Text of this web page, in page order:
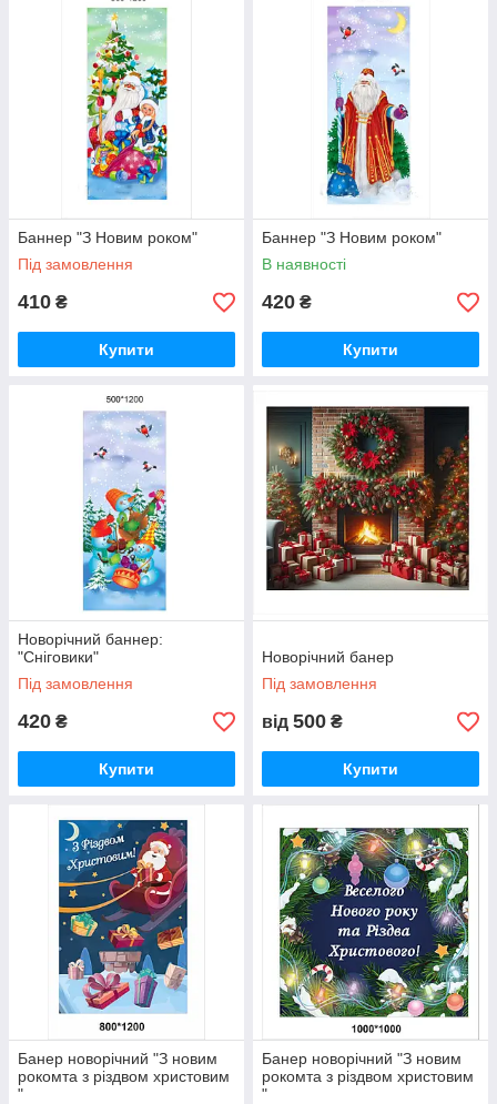
Баннер "З Новим роком"
Під замовлення
410 ₴
Купити
Баннер "З Новим роком"
В наявності
420 ₴
Купити
Новорічний баннер:
"Сніговики"
Під замовлення
420 ₴
Купити
Новорічний банер
Під замовлення
від 500 ₴
Купити
Банер новорічний "З новим
рокомта з різдвом христовим
"
Банер новорічний "З новим
рокомта з різдвом христовим
"